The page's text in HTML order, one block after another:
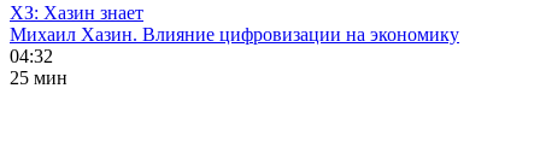
ХЗ: Хазин знает
Михаил Хазин. Влияние цифровизации на экономику
04:32
25 мин